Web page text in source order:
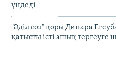
үндеді
"Әділ сөз" қоры Динара
қатысты істі ашық тергеуге